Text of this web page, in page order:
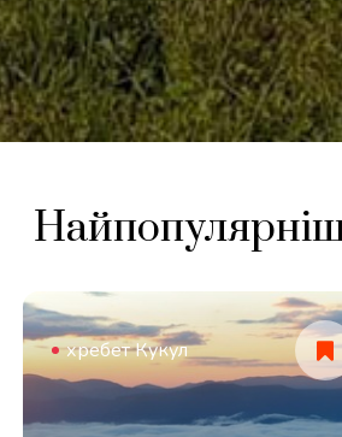
хребет Кукул